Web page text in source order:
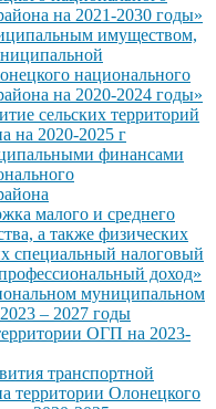
на 2021-2030 годы»
имуществом,
национального
на 2020-2024 годы»
сельских территорий
на 2020-2025 г
финансами
малого и среднего
а также физических
специальный налоговый
доход»
муниципальном
– 2027 годы
ОГП на 2023-
транспортной
территории Олонецкого